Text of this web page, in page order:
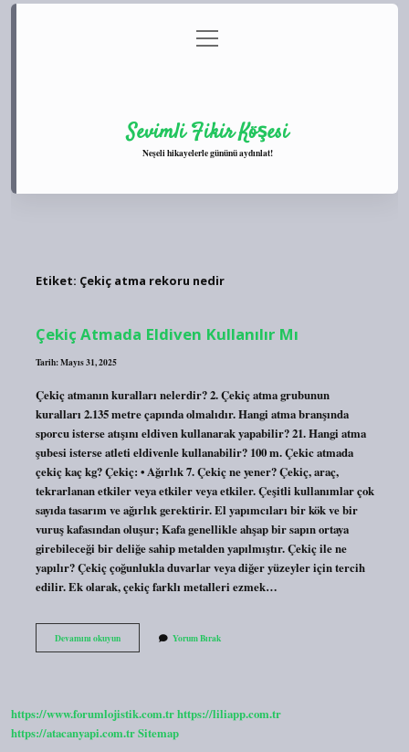
Gizlilik Politikası
menüyü
aç
Sevimli Fikir Köşesi
Neşeli hikayelerle gününü aydınlat!
Etiket: Çekiç atma rekoru nedir
Çekiç Atmada Eldiven Kullanılır Mı
Tarih: Mayıs 31, 2025
Çekiç atmanın kuralları nelerdir? 2. Çekiç atma grubunun
kuralları 2.135 metre çapında olmalıdır. Hangi atma branşında
sporcu isterse atışını eldiven kullanarak yapabilir? 21. Hangi atma
şubesi isterse atleti eldivenle kullanabilir? 100 m. Çekic atmada
çekiç kaç kg? Çekiç: • Ağırlık 7. Çekiç ne yener? Çekiç, araç,
tekrarlanan etkiler veya etkiler veya etkiler. Çeşitli kullanımlar çok
sayıda tasarım ve ağırlık gerektirir. El yapımcıları bir kök ve bir
vuruş kafasından oluşur; Kafa genellikle ahşap bir sapın ortaya
girebileceği bir deliğe sahip metalden yapılmıştır. Çekiç ile ne
yapılır? Çekiç çoğunlukla duvarlar veya diğer yüzeyler için tercih
edilir. Ek olarak, çekiç farklı metalleri ezmek…
Devamını okuyunÇekiç
Atmada
Yorum Bırak
https://www.forumlojistik.com.trhttps://liliapp.com.tr
https://atacanyapi.com.trSitemap